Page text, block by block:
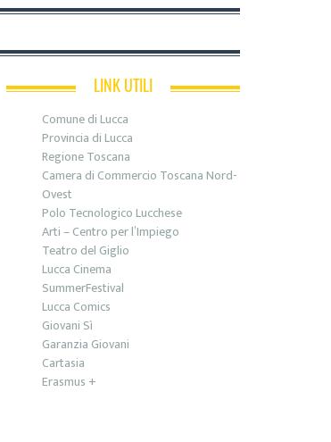
LINK UTILI
Comune di Lucca
Provincia di Lucca
Regione Toscana
Camera di Commercio Toscana Nord-
Ovest
Polo Tecnologico Lucchese
Arti – Centro per l’Impiego
Teatro del Giglio
Lucca Cinema
SummerFestival
Lucca Comics
Giovani Sì
Garanzia Giovani
Cartasia
Erasmus +